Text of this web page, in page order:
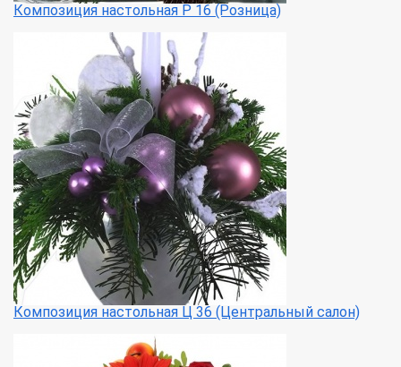
Композиция настольная Р 16 (Розница)
Композиция настольная Ц 36 (Центральный салон)